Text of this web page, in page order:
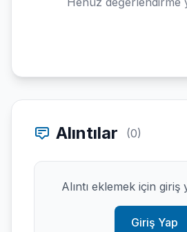
Alıntılar (0)
Alıntı eklemek için giriş
Giriş Yap